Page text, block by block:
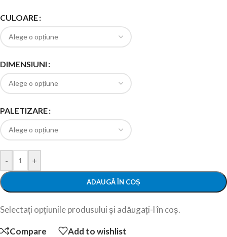
CULOARE
DIMENSIUNI
PALETIZARE
- +
ADAUGĂ ÎN COȘ
Selectați opțiunile produsului și adăugați-l în coș.
Compare Add to wishlist